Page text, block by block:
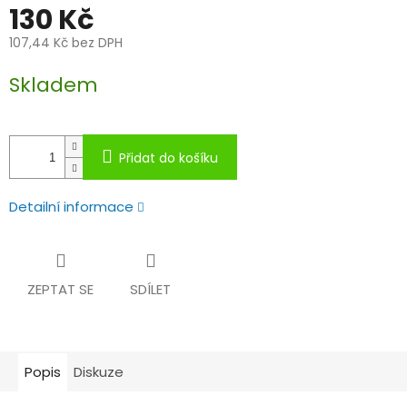
130 Kč
107,44 Kč bez DPH
cena:
Skladem
Přidat do košíku
Detailní informace
ZEPTAT SE SDÍLET
Popis Diskuze